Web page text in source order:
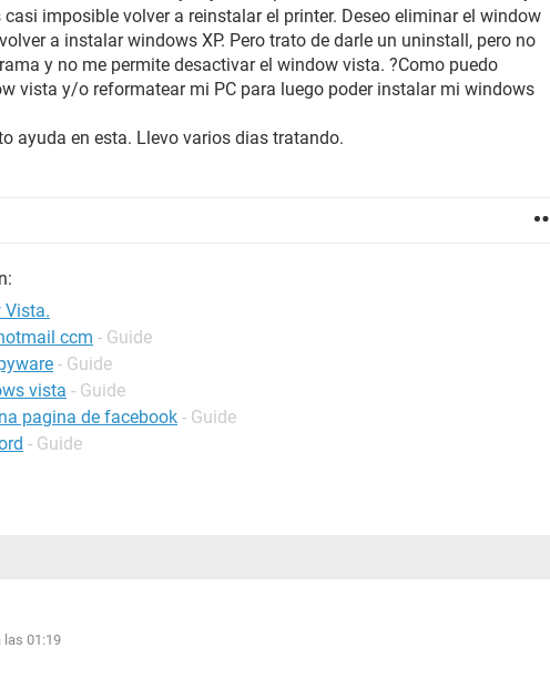
casi imposible volver a reinstalar el printer. Deseo eliminar el window
a instalar windows XP. Pero trato de darle un uninstall, pero no
y no me permite desactivar el window vista. ?Como puedo
vista y/o reformatear mi PC para luego poder instalar mi windows
ayuda en esta. Llevo varios dias tratando.
Vista.
ccm - Guide
- Guide
vista - Guide
pagina de facebook - Guide
- Guide
las 01:19